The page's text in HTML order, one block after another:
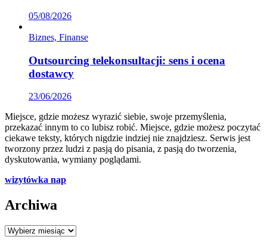
05/08/2026
Biznes, Finanse
Outsourcing telekonsultacji: sens i ocena
dostawcy
23/06/2026
Miejsce, gdzie możesz wyrazić siebie, swoje przemyślenia,
przekazać innym to co lubisz robić. Miejsce, gdzie możesz poczytać
ciekawe teksty, których nigdzie indziej nie znajdziesz. Serwis jest
tworzony przez ludzi z pasją do pisania, z pasją do tworzenia,
dyskutowania, wymiany poglądami.
wizytówka nap
Archiwa
Archiwa